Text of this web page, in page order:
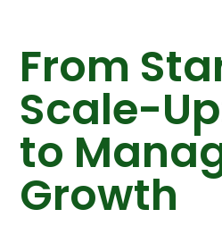
From
Scale-
to
Growth